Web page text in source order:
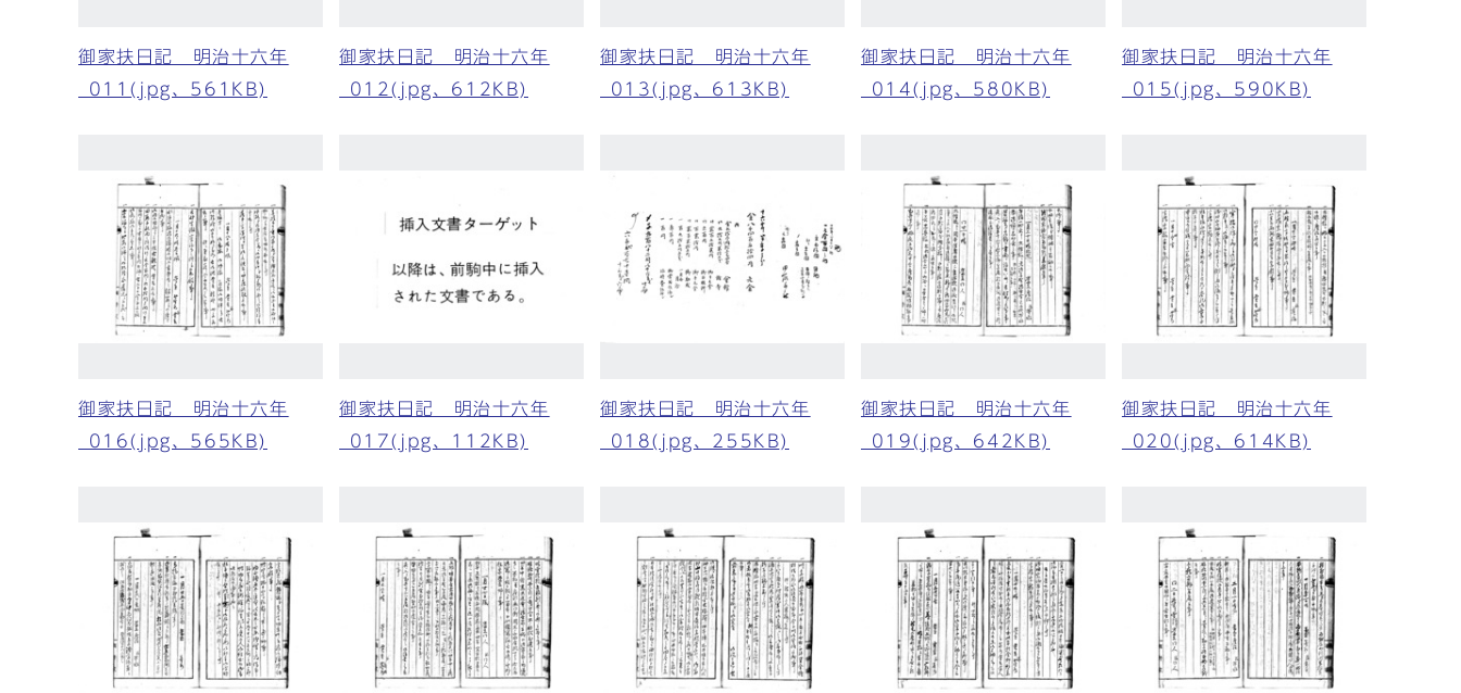
御家扶日記 明治十六年
_011(jpg、561KB)
御家扶日記 明治十六年
_012(jpg、612KB)
御家扶日記 明治十六年
_013(jpg、613KB)
御家扶日記 明治十六年
_014(jpg、580KB)
御家扶日記 明治十六年
_015(jpg、590KB)
御家扶日記 明治十六年
_016(jpg、565KB)
御家扶日記 明治十六年
_017(jpg、112KB)
御家扶日記 明治十六年
_018(jpg、255KB)
御家扶日記 明治十六年
_019(jpg、642KB)
御家扶日記 明治十六年
_020(jpg、614KB)